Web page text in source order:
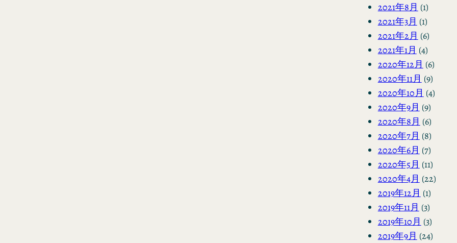
2021年8月 (1)
2021年3月 (1)
2021年2月 (6)
2021年1月 (4)
2020年12月 (6)
2020年11月 (9)
2020年10月 (4)
2020年9月 (9)
2020年8月 (6)
2020年7月 (8)
2020年6月 (7)
2020年5月 (11)
2020年4月 (22)
2019年12月 (1)
2019年11月 (3)
2019年10月 (3)
2019年9月 (24)